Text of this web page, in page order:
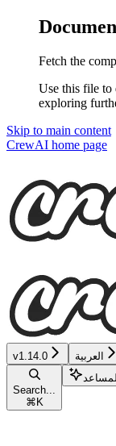
Fetch the
Use this file to
exploring
Skip to main content
CrewAI home page
v1.14.0 العربية
Search...
⌘ K